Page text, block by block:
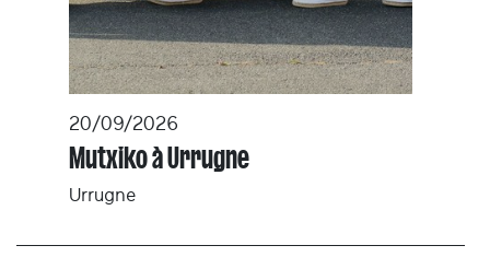
20/09/2026
Mutxiko à Urrugne
Urrugne